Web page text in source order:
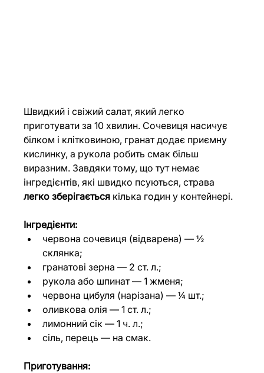
Швидкий і свіжий салат, який легко
приготувати за 10 хвилин. Сочевиця насичує
білком і клітковиною, гранат додає приємну
кислинку, а рукола робить смак більш
виразним. Завдяки тому, що тут немає
інгредієнтів, які швидко псуються, страва
легко зберігається кілька годин у контейнері.
Інгредієнти:
червона сочевиця (відварена) — ½
склянка;
гранатові зерна — 2 ст. л.;
рукола або шпинат — 1 жменя;
червона цибуля (нарізана) — ¼ шт.;
оливкова олія — 1 ст. л.;
лимонний сік — 1 ч. л.;
сіль, перець — на смак.
Приготування: